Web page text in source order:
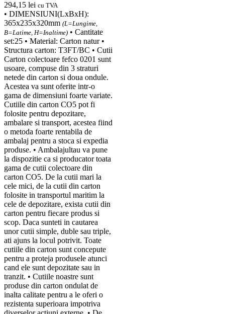
294,15 lei cu TVA
• DIMENSIUNI(LxBxH):
365x235x320mm (L=Lungime,
B=Latime, H=Inaltime) • Cantitate
set:25 • Material: Carton natur •
Structura carton: T3FT/BC • Cutii
Carton colectoare fefco 0201 sunt
usoare, compuse din 3 straturi
netede din carton si doua ondule.
Acestea va sunt oferite intr-o
gama de dimensiuni foarte variate.
Cutiile din carton CO5 pot fi
folosite pentru depozitare,
ambalare si transport, acestea fiind
o metoda foarte rentabila de
ambalaj pentru a stoca si expedia
produse. • Ambalajultau va pune
la dispozitie ca si producator toata
gama de cutii colectoare din
carton CO5. De la cutii mari la
cele mici, de la cutii din carton
folosite in transportul maritim la
cele de depozitare, exista cutii din
carton pentru fiecare produs si
scop. Daca sunteti in cautarea
unor cutii simple, duble sau triple,
ati ajuns la locul potrivit. Toate
cutiile din carton sunt concepute
pentru a proteja produsele atunci
cand ele sunt depozitate sau in
tranzit. • Cutiile noastre sunt
produse din carton ondulat de
inalta calitate pentru a le oferi o
rezistenta superioara impotriva